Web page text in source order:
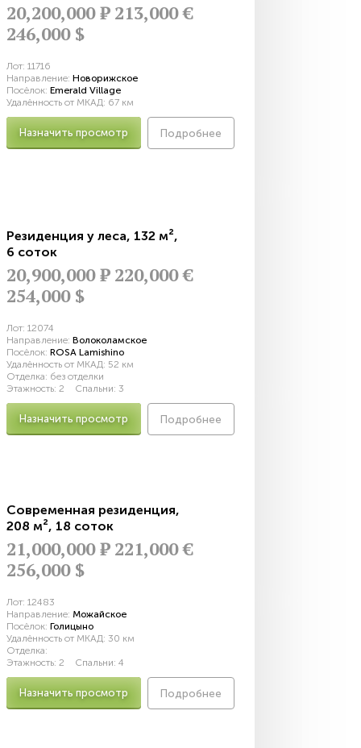
20,200,000Р 213,000 €
246,000 $
Лот: 11716
Направление: Новорижское
Посёлок: Emerald Village
Удалённость от МКАД: 67 км
Назначить просмотр Подробнее
Резиденция у леса, 132 м²,
6 соток
20,900,000Р 220,000 €
254,000 $
Лот: 12074
Направление: Волоколамское
Посёлок: ROSA Lamishino
Удалённость от МКАД: 52 км
Отделка: без отделки
Этажность: 2 Спальни: 3
Назначить просмотр Подробнее
Современная резиденция,
208 м², 18 соток
21,000,000Р 221,000 €
256,000 $
Лот: 12483
Направление: Можайское
Посёлок: Голицыно
Удалённость от МКАД: 30 км
Отделка:
Этажность: 2 Спальни: 4
Назначить просмотр Подробнее